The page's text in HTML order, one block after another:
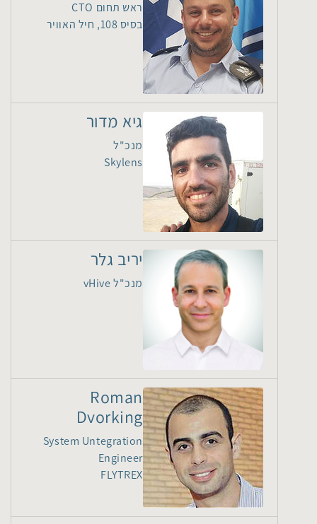
ראש תחום CTO
בסיס 108, חיל האוויר
גיא מדור
מנכ"ל
Skylens
יריב גלר
מנכ"ל vHive
Roman
Dvorking
System Untegration
Engineer
FLYTREX